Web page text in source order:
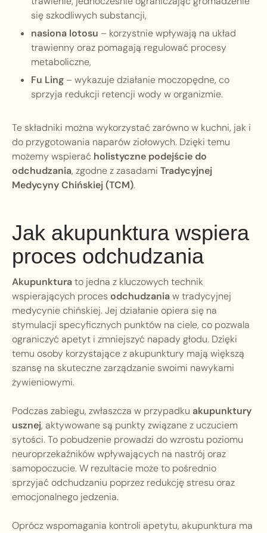
się szkodliwych substancji,
nasiona lotosu – korzystnie wpływają na układ
trawienny oraz pomagają regulować procesy
metaboliczne,
Fu Ling– wykazuje działanie moczopędne, co
sprzyja redukcji retencji wody w organizmie.
Te składniki można wykorzystać zarówno w kuchni, jak i
do przygotowania naparów ziołowych. Dzięki temu
możemy wspierać holistyczne podejście do
odchudzania, zgodne z zasadami Tradycyjnej
Medycyny Chińskiej (TCM).
Jak akupunktura wspiera
proces odchudzania
Akupunkturato jedna z kluczowych technik
wspierających proces odchudzaniaw tradycyjnej
medycynie chińskiej. Jej działanie opiera się na
stymulacji specyficznych punktów na ciele, co pozwala
ograniczyć apetyt i zmniejszyć napady głodu. Dzięki
temu osoby korzystające z akupunktury mają większą
szansę na skuteczne zarządzanie swoimi nawykami
żywieniowymi.
Podczas zabiegu, zwłaszcza w przypadku akupunktury
usznej, aktywowane są punkty związane z uczuciem
sytości. To pobudzenie prowadzi do wzrostu poziomu
neuroprzekaźników wpływających na nastrój oraz
samopoczucie. W rezultacie może to pośrednio
sprzyjać odchudzaniu poprzez redukcję stresu oraz
emocjonalnego jedzenia.
Oprócz wspomagania kontroli apetytu, akupunktura ma